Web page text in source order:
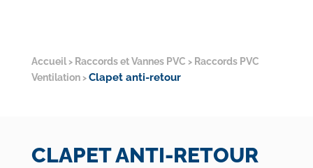
Accueil> Raccords et Vannes PVC > Raccords PVC
Ventilation> Clapet anti-retour
CLAPET ANTI-RETOUR